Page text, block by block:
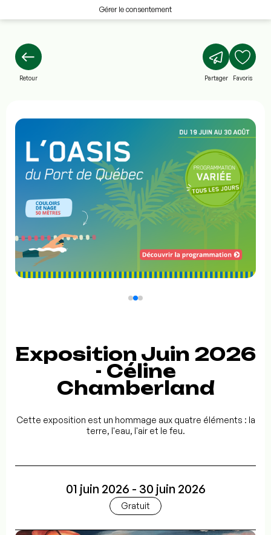
Gérer le consentement
Retour Partager Favoris
Exposition Juin 2026
- Céline
Chamberland
Cette exposition est un hommage aux quatre éléments : la
terre, l'eau, l'air et le feu.
01 juin 2026 - 30 juin 2026
Gratuit